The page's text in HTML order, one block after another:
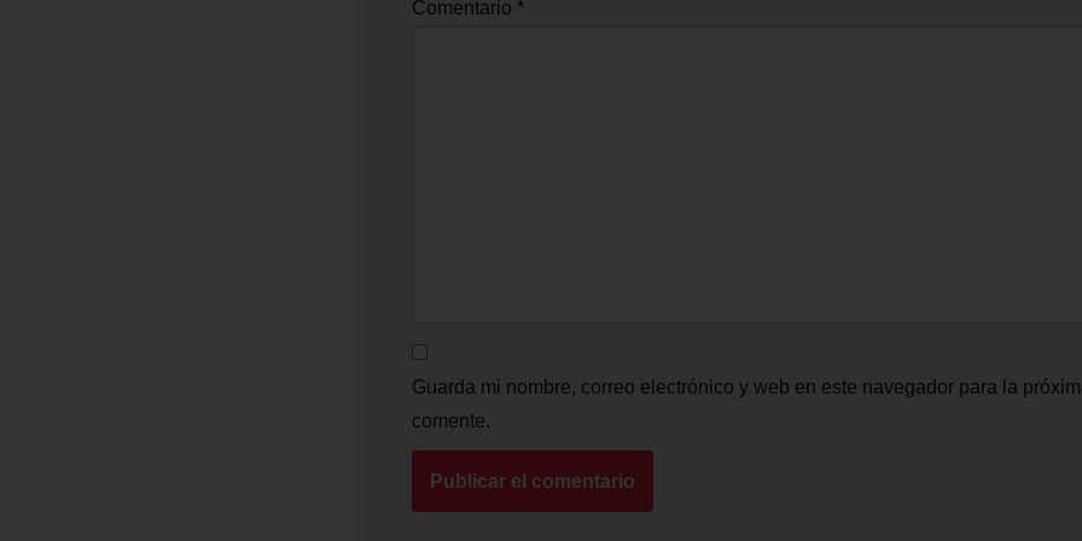
Comentario *
Guarda mi nombre, correo electrónico y web en este navegador para la
comente.